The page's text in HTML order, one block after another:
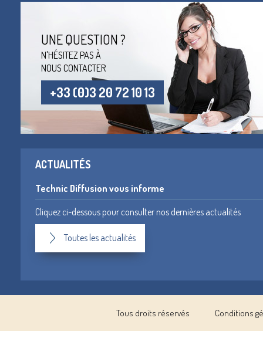
UNE QUESTION ?
N'HÉSITEZ PAS À
NOUS CONTACTER
+33 (0)3 20 72 10 13
ACTUALITÉS
Technic Diffusion vous informe
Cliquez ci-dessous pour consulter nos dernières actualités
Toutes les actualités
Tous droits réservés Conditions